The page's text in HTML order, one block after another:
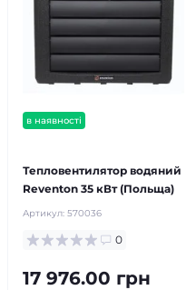
в наявності
Тепловентилятор водяний
Reventon 35 кВт (Польща)
Артикул: 570036
0
17 976.00 грн